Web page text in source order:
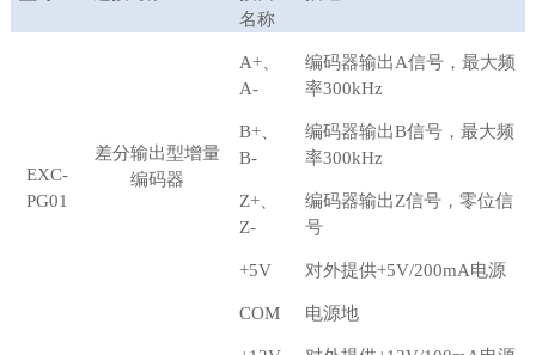
名称
EXC-
PG01
差分输出型增量
编码器
A+、
A-
编码器输出A信号，最大频
率300kHz
B+、
B-
编码器输出B信号，最大频
率300kHz
Z+、
Z-
编码器输出Z信号，零位信
号
+5V 对外提供+5V/200mA电源
COM 电源地